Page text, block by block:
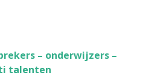
– onderwijzers –
talenten